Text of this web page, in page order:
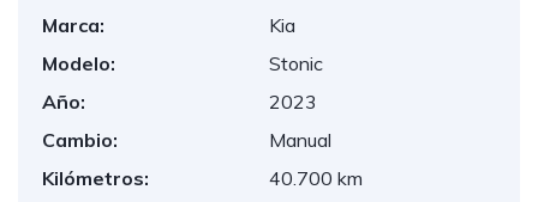
Marca:
Kia
Modelo:
Stonic
Año:
2023
Cambio:
Manual
Kilómetros:
40.700 km